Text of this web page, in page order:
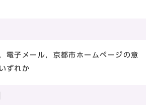
電子メール，京都市ホームページの意
ずれか